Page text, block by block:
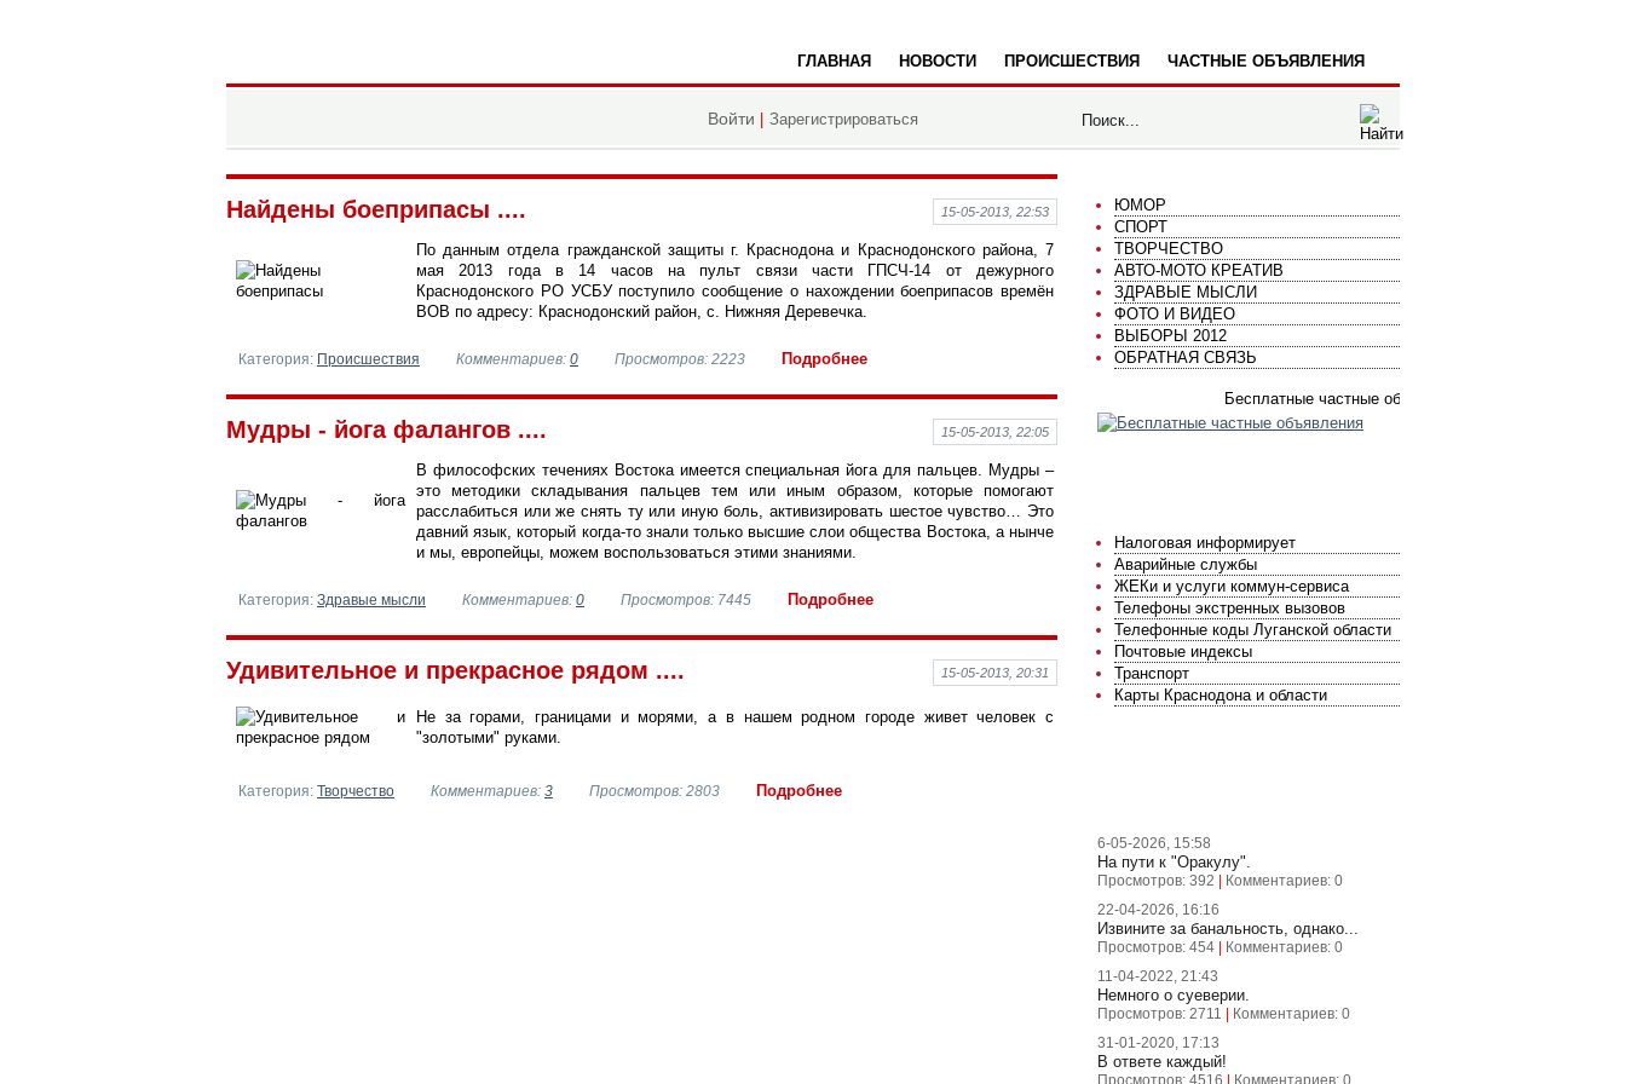
Информационный портал города
ГЛАВНАЯ НОВОСТИ ПРОИСШЕСТВИЯ ЧАСТНЫЕ ОБЪЯВЛЕНИЯ
Зарегистрироваться
Войти
15-05-2013, 22:53
Найдены боеприпасы ....
По данным отдела гражданской защиты г. Краснодона и Краснодонского района, 7
мая 2013 года в 14 часов на пульт связи части ГПСЧ-14 от дежурного
Краснодонского РО УСБУ поступило сообщение о нахождении боеприпасов времён
ВОВ по адресу: Краснодонский район, с. Нижняя Деревечка.
Категория: Происшествия Комментариев: 0 Просмотров: 2223 Подробнее
15-05-2013, 22:05
Мудры - йога фалангов ....
В философских течениях Востока имеется специальная йога для пальцев. Мудры –
это методики складывания пальцев тем или иным образом, которые помогают
расслабиться или же снять ту или иную боль, активизировать шестое чувство… Это
давний язык, который когда-то знали только высшие слои общества Востока, а нынче
и мы, европейцы, можем воспользоваться этими знаниями.
Категория: Здравые мысли Комментариев: 0 Просмотров: 7445 Подробнее
15-05-2013, 20:31
Удивительное и прекрасное рядом ....
Не за горами, границами и морями, а в нашем родном городе живет человек с
"золотыми" руками.
Категория: Творчество Комментариев: 3 Просмотров: 2803 Подробнее
ЮМОР
СПОРТ
ТВОРЧЕСТВО
АВТО-МОТО КРЕАТИВ
ЗДРАВЫЕ МЫСЛИ
ФОТО И ВИДЕО
ВЫБОРЫ 2012
ОБРАТНАЯ СВЯЗЬ
Бесплатные частные объявления
Налоговая информирует
Аварийные службы
ЖЕКи и услуги коммун-сервиса
Телефоны экстренных вызовов
Телефонные коды Луганской области
Почтовые индексы
Транспорт
Карты Краснодона и области
6-05-2026, 15:58
На пути к "Оракулу".
Просмотров: 392
Комментариев: 0
22-04-2026, 16:16
Извините за банальность, однако...
Просмотров: 454
Комментариев: 0
11-04-2022, 21:43
Немного о суеверии.
Просмотров: 2711
Комментариев: 0
31-01-2020, 17:13
В ответе каждый!
Просмотров: 4516 Комментариев: 0